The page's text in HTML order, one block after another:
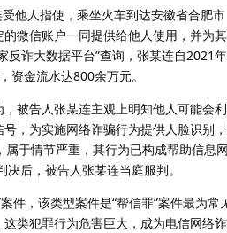
人指使，乘坐火车到达安徽省合肥
微信账户一同提供给他人使用，并为
反诈大数据平台”查询，张某连自
资金流水达800余万元。
告人张某连主观上明知他人可能会
，为实施网络诈骗行为提供人脸识别
于情节严重，其行为已构成帮助信息
后，被告人张某连当庭服判。
，该类型案件是“帮信罪”案件最为
类犯罪行为危害巨大，成为电信网络